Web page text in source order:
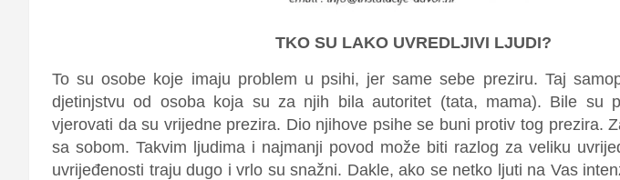
TKO SU LAKO UVREDLJIVI LJUDI?
To su osobe koje imaju problem u psihi, jer same sebe preziru. Taj
djetinjstvu od osoba koja su za njih bila autoritet (tata, mama). Bile su
vjerovati da su vrijedne prezira. Dio njihove psihe se buni protiv tog prezira.
sa sobom. Takvim ljudima i najmanji povod može biti razlog za veliku
uvrijeđenosti traju dugo i vrlo su snažni. Dakle, ako se netko ljuti na Vas